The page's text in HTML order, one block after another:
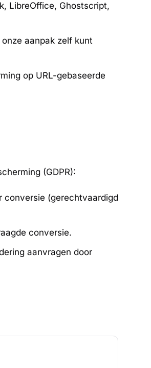
LibreOffice, Ghostscript,
aanpak zelf kunt
op URL-gebaseerde
(GDPR):
conversie (gerechtvaardigd
conversie.
aanvragen door